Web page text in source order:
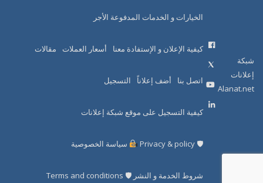
شبكة
إعلانات
Alanat.net
الخيارات و الخدمات المدفوعة الأجر
كيفية الإعلان و الإستفادة معنا أسعار العملات مقالات
اتصل بنا أضف إعلاناً التسجيل
كيفية التسجيل على موقع شبكة إعلانات
🛡 Privacy & policy سياسة الخصوصية
شروط الخدمة و النشر 🛡 Terms and conditions